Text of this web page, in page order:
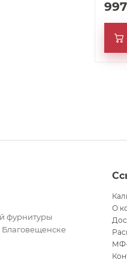
997
фурнитуры
О